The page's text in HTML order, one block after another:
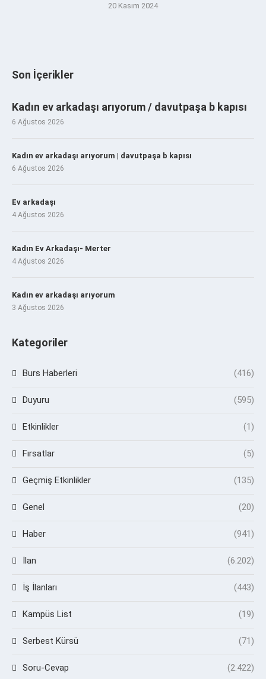
20 Kasım 2024
Son İçerikler
Kadın ev arkadaşı arıyorum / davutpaşa b kapısı
6 Ağustos 2026
Kadın ev arkadaşı arıyorum | davutpaşa b kapısı
6 Ağustos 2026
Ev arkadaşı
4 Ağustos 2026
Kadın Ev Arkadaşı- Merter
4 Ağustos 2026
Kadın ev arkadaşı arıyorum
3 Ağustos 2026
Kategoriler
Burs Haberleri (416)
Duyuru (595)
Etkinlikler (1)
Fırsatlar (5)
Geçmiş Etkinlikler (135)
Genel (20)
Haber (941)
İlan (6.202)
İş İlanları (443)
Kampüs List (19)
Serbest Kürsü (71)
Soru-Cevap (2.422)